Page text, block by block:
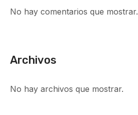
No hay comentarios que mostrar.
Archivos
No hay archivos que mostrar.